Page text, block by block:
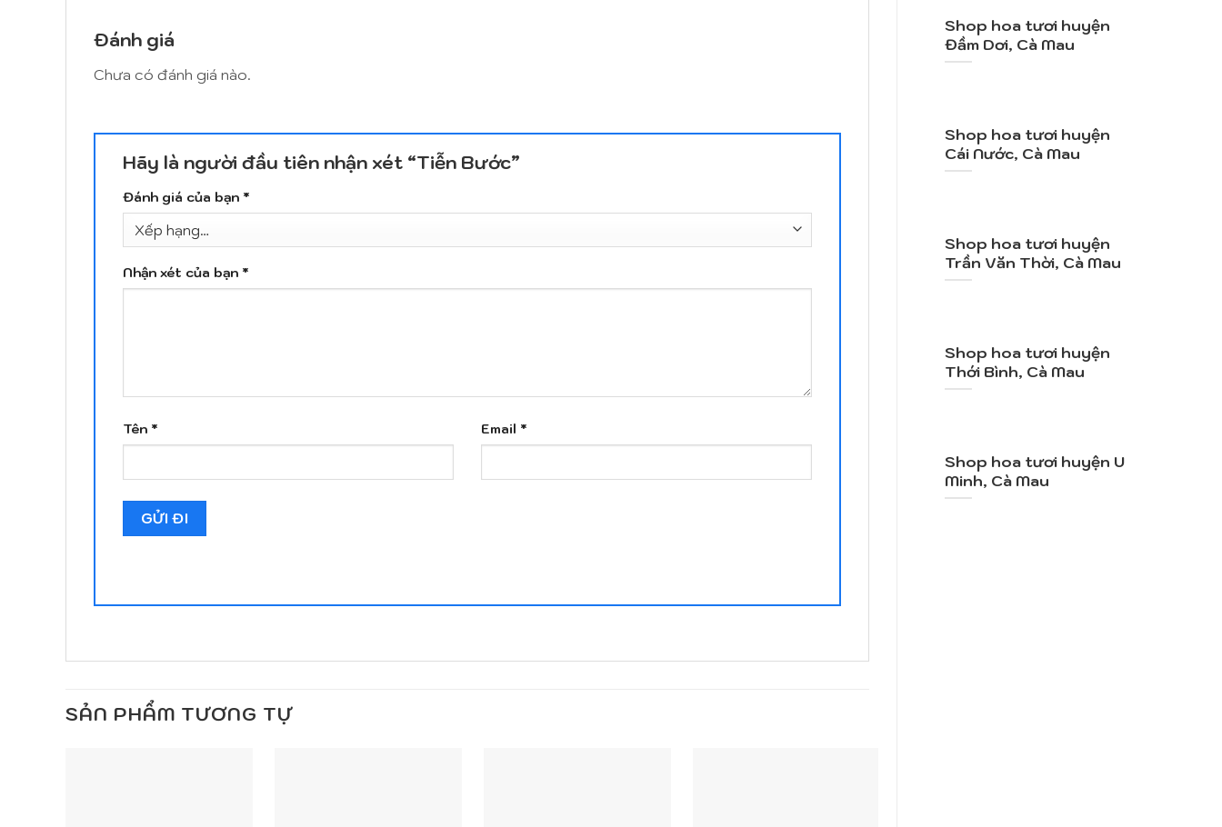
Shop hoa tươi huyện
Đầm Dơi, Cà Mau
Shop hoa tươi huyện
Cái Nước, Cà Mau
Shop hoa tươi huyện
Trần Văn Thời, Cà Mau
Shop hoa tươi huyện
Thới Bình, Cà Mau
Shop hoa tươi huyện U
Minh, Cà Mau
Đánh giá
Chưa có đánh giá nào.
Hãy là người đầu tiên nhận xét “Tiễn Bước”
Đánh giá của bạn *
Nhận xét của bạn *
Tên * Email *
SẢN PHẨM TƯƠNG TỰ